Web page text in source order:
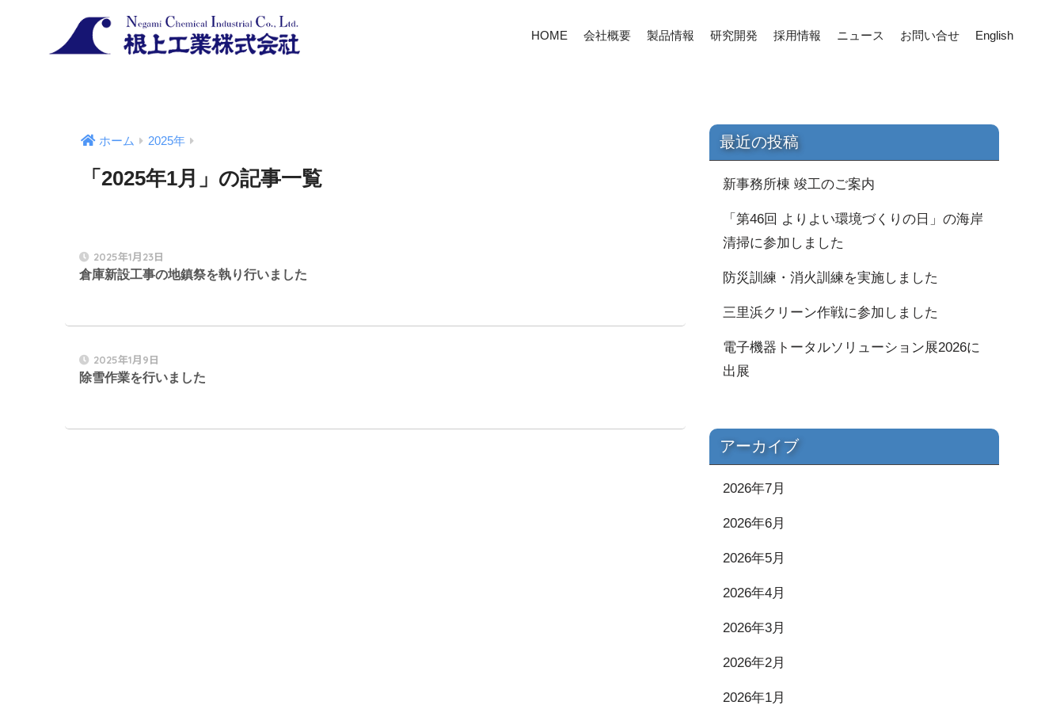
HOME 会社概要 製品情報 研究開発 採用情報 ニュース お問い合せ English
ホーム 2025年
「2025年1月」の記事一覧
2025年1月23日
倉庫新設工事の地鎮祭を執り行いました
2025年1月9日
除雪作業を行いました
最近の投稿
新事務所棟 竣工のご案内
「第46回 よりよい環境づくりの日」の海岸
清掃に参加しました
防災訓練・消火訓練を実施しました
三里浜クリーン作戦に参加しました
電子機器トータルソリューション展2026に
出展
アーカイブ
2026年7月
2026年6月
2026年5月
2026年4月
2026年3月
2026年2月
2026年1月